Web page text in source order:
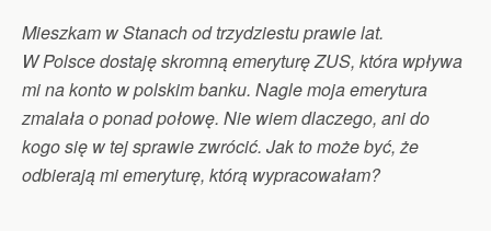
Mieszkam w Stanach od trzydziestu prawie lat.
W Polsce dostaję skromną emeryturę ZUS, która wpływa
mi na konto w polskim banku. Nagle moja emerytura
zmalała o ponad połowę. Nie wiem dlaczego, ani do
kogo się w tej sprawie zwrócić. Jak to może być, że
odbierają mi emeryturę, którą wypracowałam?